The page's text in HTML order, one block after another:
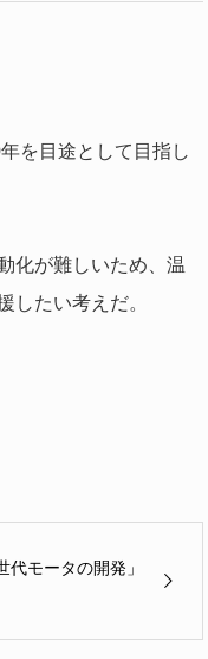
を目途として目指し
化が難しいため、温
したい考えだ。
モータの開発」